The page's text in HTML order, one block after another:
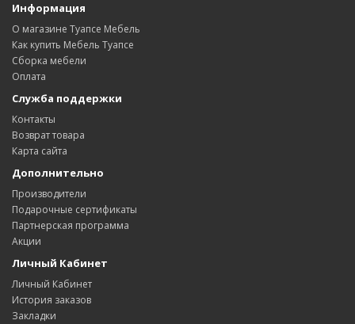
Информация
О магазине Туапсе Мебель
Как купить Мебель Туапсе
Сборка мебели
Оплата
Служба поддержки
Контакты
Возврат товара
Карта сайта
Дополнительно
Производители
Подарочные сертификаты
Партнерская программа
Акции
Личный Кабинет
Личный Кабинет
История заказов
Закладки